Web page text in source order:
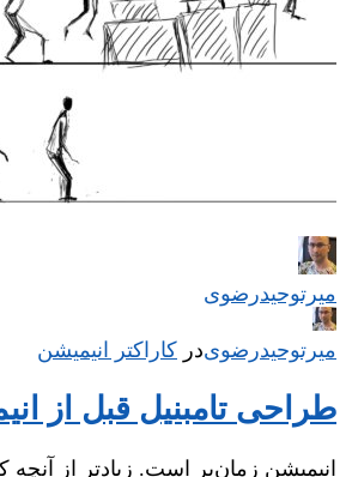
میر‌توحیدرضوی
میر‌توحیدرضویدر کاراکتر انیمیشن
طراحی تامبنیل‌ قبل از
انیمیشن زمان‌بر است. زیادتر از